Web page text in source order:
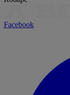
Facebook